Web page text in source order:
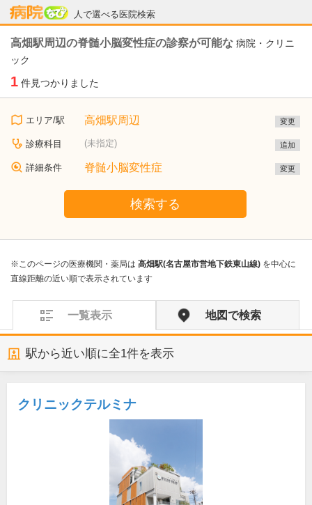
人で選べる医院検索
病院なび
高畑駅周辺の脊髄小脳変性症の診察が可能な 病院・クリニ
ック
1 件見つかりました
エリア/駅 高畑駅周辺 変更
診療科目 (未指定) 追加
詳細条件 脊髄小脳変性症 変更
検索する
※このページの医療機関・薬局は 高畑駅(名古屋市営地下鉄東山線) を中心に
直線距離の近い順で表示されています
一覧表示 地図で検索
駅から近い順に全1件を表示
クリニックテルミナ